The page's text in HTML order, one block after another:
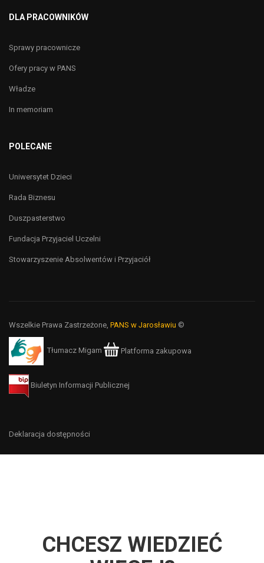
DLA PRACOWNIKÓW
Sprawy pracownicze
Ofery pracy w PANS
Władze
In memoriam
POLECANE
Uniwersytet Dzieci
Rada Biznesu
Duszpasterstwo
Fundacja Przyjaciel Uczelni
Stowarzyszenie Absolwentów i Przyjaciół
Wszelkie Prawa Zastrzeżone, PANS w Jarosławiu ©
Tłumacz Migam Platforma zakupowa
Biuletyn Informacji Publicznej
Deklaracja dostępności
CHCESZ WIEDZIEĆ